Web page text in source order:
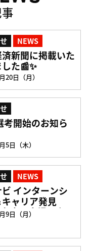
NEWS
新聞に掲載いた
た📰✨
20日（月）
考開始のお知ら
5日（木）
NEWS
インターンシ
キャリア発見
古屋会場に出展
！
9日（月）